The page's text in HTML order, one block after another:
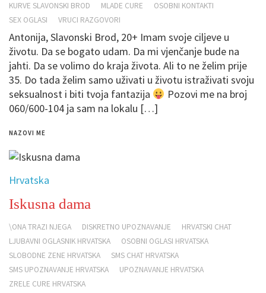
KURVE SLAVONSKI BROD
MLADE CURE
OSOBNI KONTAKTI
SEX OGLASI
VRUCI RAZGOVORI
Antonija, Slavonski Brod, 20+ Imam svoje ciljeve u
životu. Da se bogato udam. Da mi vjenčanje bude na
jahti. Da se volimo do kraja života. Ali to ne želim prije
35. Do tada želim samo uživati u životu istraživati svoju
seksualnost i biti tvoja fantazija
Pozovi me na broj
060/600-104 ja sam na lokalu […]
NAZOVI ME
Hrvatska
Iskusna dama
\ONA TRAZI NJEGA DISKRETNO UPOZNAVANJE
HRVATSKI CHAT
LJUBAVNI OGLASNIK HRVATSKA
OSOBNI OGLASI HRVATSKA
SLOBODNE ZENE HRVATSKA
SMS CHAT HRVATSKA
SMS UPOZNAVANJE HRVATSKA
UPOZNAVANJE HRVATSKA
ZRELE CURE HRVATSKA